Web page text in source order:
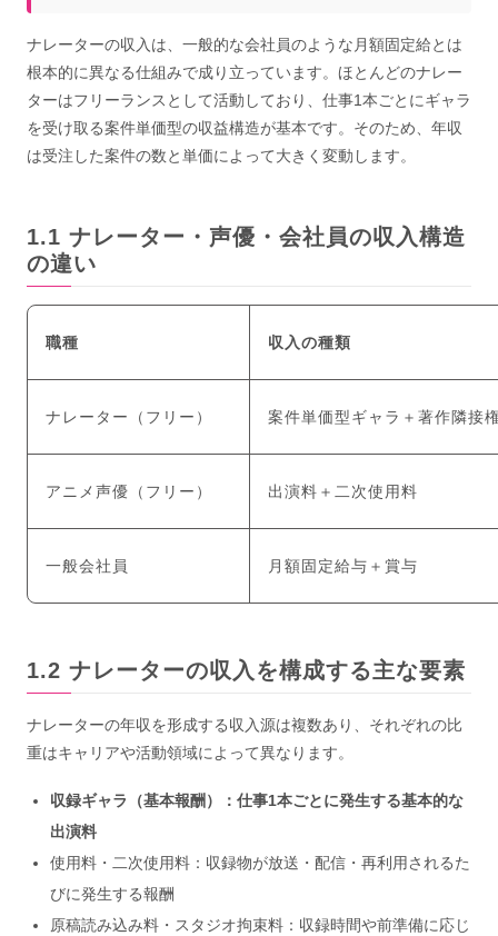
ナレーターの収入は、一般的な会社員のような月額固定給とは
根本的に異なる仕組みで成り立っています。ほとんどのナレー
ターはフリーランスとして活動しており、仕事1本ごとにギャラ
を受け取る案件単価型の収益構造が基本です。そのため、年収
は受注した案件の数と単価によって大きく変動します。
ナレーター・声優・会社員の収入構造
の違い
職種 収入の種類
ナレーター（フリー） 案件単価型ギャラ＋著作隣接
アニメ声優（フリー） 出演料＋二次使用料
一般会社員 月額固定給与＋賞与
ナレーターの収入を構成する主な要素
ナレーターの年収を形成する収入源は複数あり、それぞれの比
重はキャリアや活動領域によって異なります。
収録ギャラ（基本報酬）：仕事1本ごとに発生する基本的な
出演料
使用料・二次使用料：収録物が放送・配信・再利用されるた
びに発生する報酬
原稿読み込み料・スタジオ拘束料：収録時間や前準備に応じ